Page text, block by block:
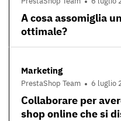
A cosa assomiglia
ottimale?
Marketing
PrestaShop Team 6 luglio
Collaborare per
shop online che si